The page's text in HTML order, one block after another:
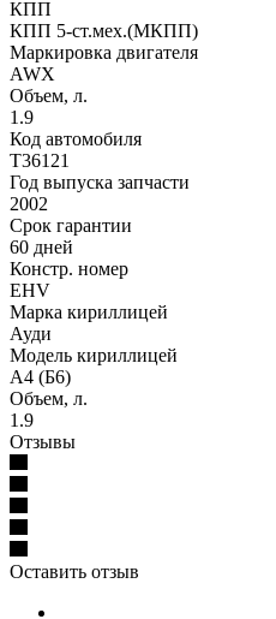
КПП
КПП 5-ст.мех.(МКПП)
Маркировка двигателя
AWX
Объем, л.
1.9
Код автомобиля
T36121
Год выпуска запчасти
2002
Срок гарантии
60 дней
Констр. номер
EHV
Марка кириллицей
Ауди
Модель кириллицей
А4 (Б6)
Объем, л.
1.9
Отзывы
Оставить отзыв